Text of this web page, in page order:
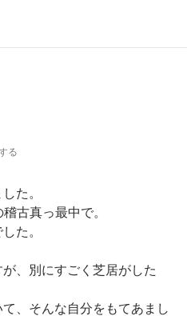
る
た。
古真っ最中で。
た。
、別にすごく芝居がした
、そんな自分をもてあまし